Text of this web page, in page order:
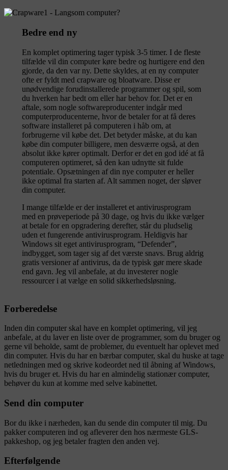
Bedre end ny
En komplet optimering tager typisk 3-5 timer. I de fleste
tilfælde vil din computer køre bedre og hurtigere end den
gjorde, da den var ny. Dette skyldes, at en ny computer
ofte er fyldt med crapware og bloatware. Disse er
unødvendige forudinstallerede programmer og spil, som
du hverken har bedt om eller har behov for. Det er en
aftale, som nogle softwareproducenter indgår med
computerproducenterne, hvor de betaler for at få deres
software installeret på computeren i håb om, at
forbrugerne vil købe det. Det betyder måske, at du kan
købe din computer billigere, men desværre også, at den
absolut ikke kører optimalt. Derfor er det en god idé at få
computeren optimeret, så den kan udnytte sit fulde
potentiale. Opsætningen af din nye computer er heller
ikke optimal fra starten af. Alt sammen noget, der sløver
din computer.
I mange tilfælde er der installeret et antivirusprogram
med en prøveperiode på 30 dage, og hvis du ikke vælger
at betale for en opgradering derefter, står du pludselig
uden et fungerende antivirusprogram. Heldigvis har
Windows sit eget antivirusprogram, “Defender”,
indbygget, som tager sig af det værste snavs. Brug aldrig
gratis versioner af antivirus, da de typisk gør mere skade
end gavn. Jeg vil anbefale, at du investerer nogle
ressourcer i at vælge en solid sikkerhedsløsning.
Forberedelse
Inden din computer skal have en komplet optimering, vil jeg
anbefale, at du laver en liste over de programmer, som du bruger og
gerne vil beholde, samt de problemer, du eventuelt har oplevet med
din computer. Hvis du har en bærbar computer, skal du huske at tage
netledningen med og skrive kodeordet ned til åbning af Windows,
hvis du bruger et. Hvis du har en almindelig stationær computer,
behøver du kun at komme med selve kabinettet.
Send din computer
Bor du ikke i nærheden, kan du sende din computer til mig. Du
pakker computeren ind og afleverer den hos nærmeste GLS-
pakkeshop, og jeg betaler fragten den anden vej.
Efterfølgende